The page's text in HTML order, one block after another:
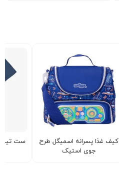
کیف غذا پسرانه اسمیگل طرح
جوی استیک
ست